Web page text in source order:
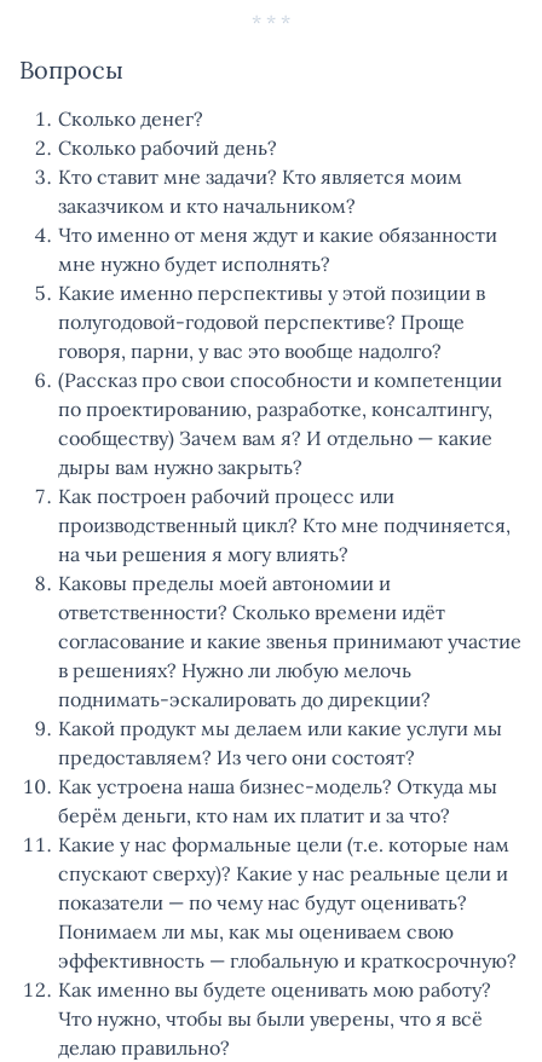
* * *
Вопросы
Сколько денег?
Сколько рабочий день?
Кто ставит мне задачи? Кто является моим
заказчиком и кто начальником?
Что именно от меня ждут и какие обязанности
мне нужно будет исполнять?
Какие именно перспективы у этой позиции в
полугодовой-годовой перспективе? Проще
говоря, парни, у вас это вообще надолго?
(Рассказ про свои способности и компетенции
по проектированию, разработке, консалтингу,
сообществу) Зачем вам я? И отдельно — какие
дыры вам нужно закрыть?
Как построен рабочий процесс или
производственный цикл? Кто мне подчиняется,
на чьи решения я могу влиять?
Каковы пределы моей автономии и
ответственности? Сколько времени идёт
согласование и какие звенья принимают участие
в решениях? Нужно ли любую мелочь
поднимать-эскалировать до дирекции?
Какой продукт мы делаем или какие услуги мы
предоставляем? Из чего они состоят?
Как устроена наша бизнес-модель? Откуда мы
берём деньги, кто нам их платит и за что?
Какие у нас формальные цели (т.е. которые нам
спускают сверху)? Какие у нас реальные цели и
показатели — по чему нас будут оценивать?
Понимаем ли мы, как мы оцениваем свою
эффективность — глобальную и краткосрочную?
Как именно вы будете оценивать мою работу?
Что нужно, чтобы вы были уверены, что я всё
делаю правильно?